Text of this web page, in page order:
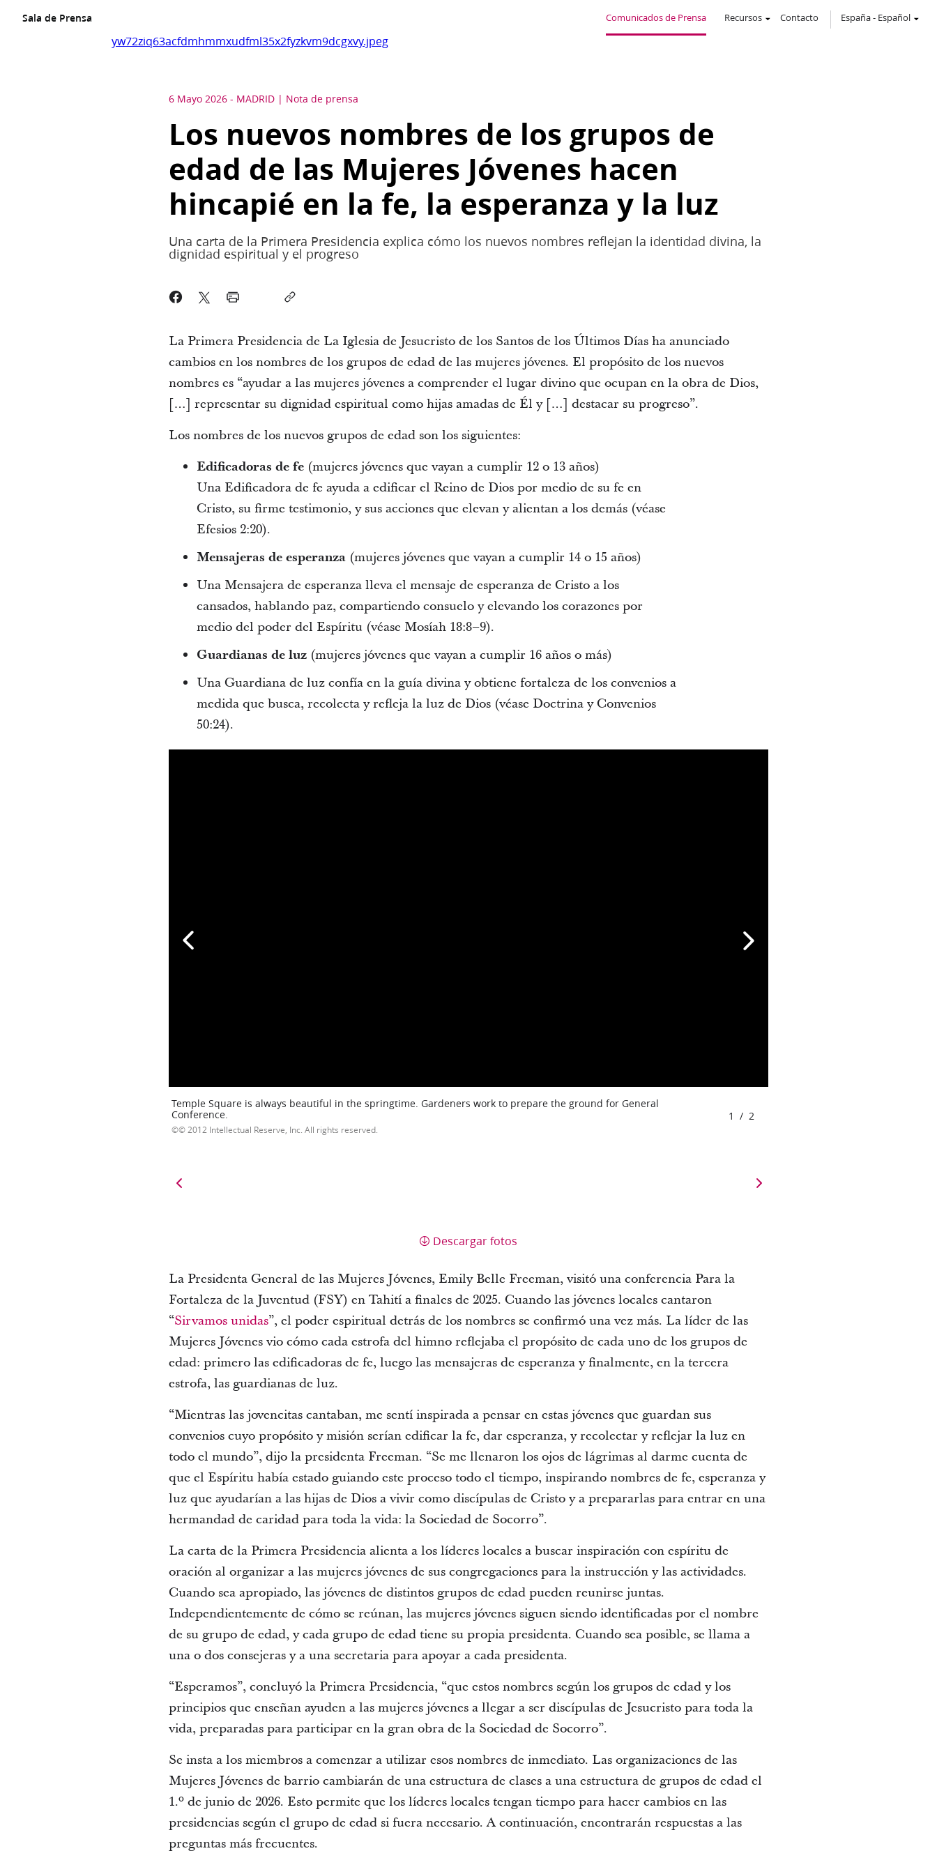
Sala de Prensa Comunicados de Prensa Recursos Contacto España- Español
yw72ziq63acfdmhmmxudfml35x2fyzkvm9dcgxvy.jpeg
6 Mayo 2026 - MADRID Nota de prensa
Los nuevos nombres de los grupos de
edad de las Mujeres Jóvenes hacen
hincapié en la fe, la esperanza y la luz
Una carta de la Primera Presidencia explica cómo los nuevos nombres reflejan la identidad divina, la
dignidad espiritual y el progreso
La Primera Presidencia de La Iglesia de Jesucristo de los Santos de los Últimos Días ha anunciado
cambios en los nombres de los grupos de edad de las mujeres jóvenes. El propósito de los nuevos
nombres es “ayudar a las mujeres jóvenes a comprender el lugar divino que ocupan en la obra de Dios,
[…] representar su dignidad espiritual como hijas amadas de Él y […] destacar su progreso”.
Los nombres de los nuevos grupos de edad son los siguientes:
Edificadoras de fe(mujeres jóvenes que vayan a cumplir 12 o 13 años)
Una Edificadora de fe ayuda a edificar el Reino de Dios por medio de su fe en
Cristo, su firme testimonio, y sus acciones que elevan y alientan a los demás (véase
Efesios 2:20).
Mensajeras de esperanza (mujeres jóvenes que vayan a cumplir 14 o 15 años)
Una Mensajera de esperanza lleva el mensaje de esperanza de Cristo a los
cansados, hablando paz, compartiendo consuelo y elevando los corazones por
medio del poder del Espíritu (véase Mosíah 18:8–9).
Guardianas de luz(mujeres jóvenes que vayan a cumplir 16 años o más)
Una Guardiana de luz confía en la guía divina y obtiene fortaleza de los convenios a
medida que busca, recolecta y refleja la luz de Dios (véase Doctrina y Convenios
50:24).
Temple Square is always beautiful in the springtime. Gardeners work to prepare the ground for General
Conference.
© 2012 Intellectual Reserve, Inc. All rights reserved.
1 / 2
Descargar fotos
La Presidenta General de las Mujeres Jóvenes, Emily Belle Freeman, visitó una conferencia Para la
Fortaleza de la Juventud (FSY) en Tahití a finales de 2025. Cuando las jóvenes locales cantaron
“Sirvamos unidas”, el poder espiritual detrás de los nombres se confirmó una vez más. La líder de las
Mujeres Jóvenes vio cómo cada estrofa del himno reflejaba el propósito de cada uno de los grupos de
edad: primero las edificadoras de fe, luego las mensajeras de esperanza y finalmente, en la tercera
estrofa, las guardianas de luz.
“Mientras las jovencitas cantaban, me sentí inspirada a pensar en estas jóvenes que guardan sus
convenios cuyo propósito y misión serían edificar la fe, dar esperanza, y recolectar y reflejar la luz en
todo el mundo”, dijo la presidenta Freeman. “Se me llenaron los ojos de lágrimas al darme cuenta de
que el Espíritu había estado guiando este proceso todo el tiempo, inspirando nombres de fe, esperanza y
luz que ayudarían a las hijas de Dios a vivir como discípulas de Cristo y a prepararlas para entrar en una
hermandad de caridad para toda la vida: la Sociedad de Socorro”.
La carta de la Primera Presidencia alienta a los líderes locales a buscar inspiración con espíritu de
oración al organizar a las mujeres jóvenes de sus congregaciones para la instrucción y las actividades.
Cuando sea apropiado, las jóvenes de distintos grupos de edad pueden reunirse juntas.
Independientemente de cómo se reúnan, las mujeres jóvenes siguen siendo identificadas por el nombre
de su grupo de edad, y cada grupo de edad tiene su propia presidenta. Cuando sea posible, se llama a
una o dos consejeras y a una secretaria para apoyar a cada presidenta.
“Esperamos”, concluyó la Primera Presidencia, “que estos nombres según los grupos de edad y los
principios que enseñan ayuden a las mujeres jóvenes a llegar a ser discípulas de Jesucristo para toda la
vida, preparadas para participar en la gran obra de la Sociedad de Socorro”.
Se insta a los miembros a comenzar a utilizar esos nombres de inmediato. Las organizaciones de las
Mujeres Jóvenes de barrio cambiarán de una estructura de clases a una estructura de grupos de edad el
1.º de junio de 2026. Esto permite que los líderes locales tengan tiempo para hacer cambios en las
presidencias según el grupo de edad si fuera necesario. A continuación, encontrarán respuestas a las
preguntas más frecuentes.